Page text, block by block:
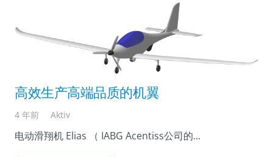
高效生产高端品质的机翼
4 年前 Aktiv
电动滑翔机 Elias （ IABG Acentiss公司的...